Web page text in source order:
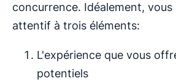
concurrence. Idéalement,
attentif à trois éléments:
L'expérience que vous
potentiels